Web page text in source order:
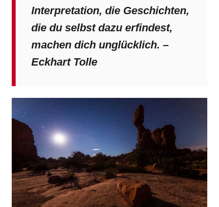
Interpretation, die Geschichten,
die du selbst dazu erfindest,
machen dich unglücklich. –
Eckhart Tolle